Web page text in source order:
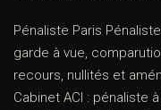
Pénaliste Paris
garde à vue,
recours, nullités et
Cabinet ACI : pénaliste